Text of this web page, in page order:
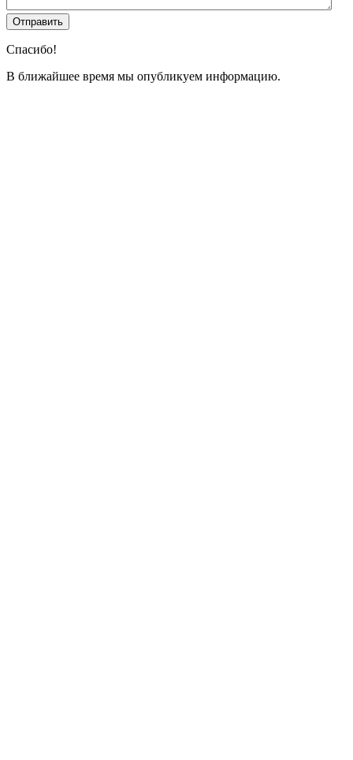
Спасибо!
В ближайшее время мы опубликуем информацию.